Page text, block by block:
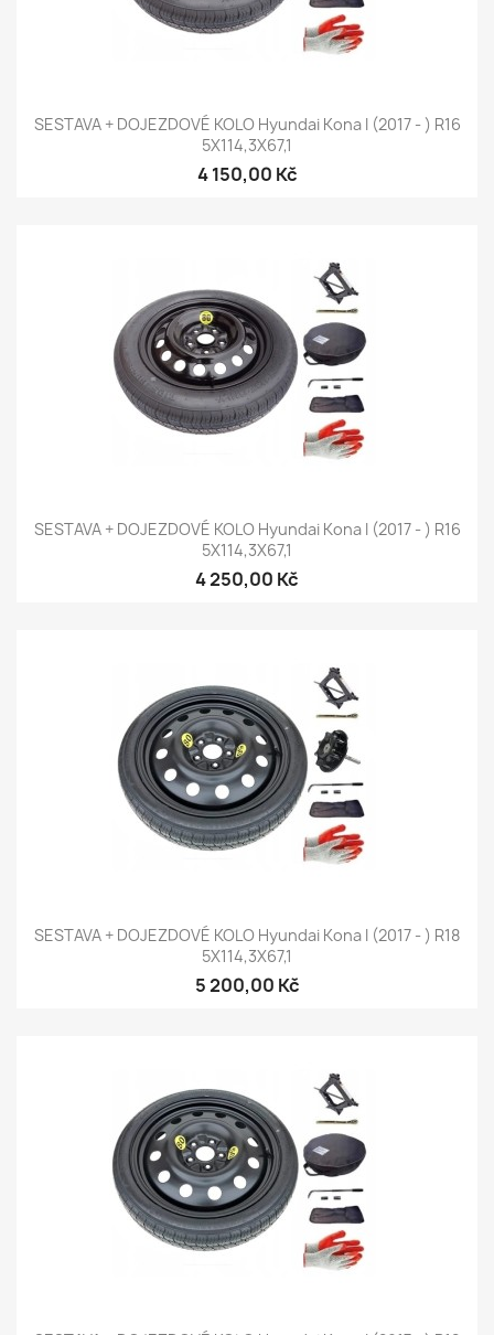
SESTAVA + DOJEZDOVÉ KOLO Hyundai Kona I (2017 - ) R16
5X114,3X67,1
4 150,00 Kč
SESTAVA + DOJEZDOVÉ KOLO Hyundai Kona I (2017 - ) R16
5X114,3X67,1
4 250,00 Kč
SESTAVA + DOJEZDOVÉ KOLO Hyundai Kona I (2017 - ) R18
5X114,3X67,1
5 200,00 Kč